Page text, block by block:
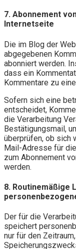
7. Abonnement
Internetseite
Die im Blog der
abgegebenen
abonniert werden.
dass ein
Kommentare zu
Sofern sich eine
entscheidet,
die Verarbeitung
Bestätigungsmail,
überprüfen, ob sich
Mail-Adresse für
zum Abonnement
werden.
8. Routinemäßige
Der für die
speichert
nur für den